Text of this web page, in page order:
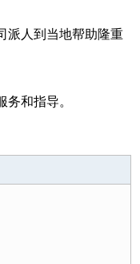
派人到当地帮助隆重
和指导。